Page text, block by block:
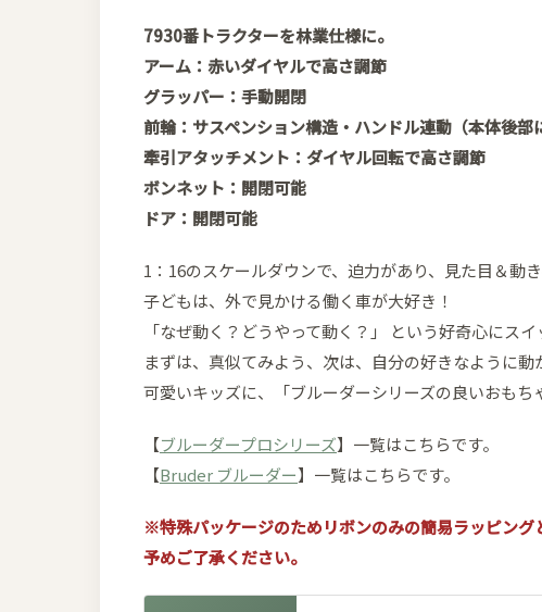
7930番トラクターを林業仕様に。
アーム：赤いダイヤルで高さ調節
グラッパー：手動開閉
前輪：サスペンション構造・ハンドル連動（本体後
牽引アタッチメント：ダイヤル回転で高さ調節
ボンネット：開閉可能
ドア：開閉可能
1：16のスケールダウンで、迫力があり、見た目＆動
子どもは、外で見かける働く車が大好き！
「なぜ動く？どうやって動く？」 という好奇心にス
まずは、真似てみよう、次は、自分の好きなように
可愛いキッズに、「ブルーダーシリーズの良いおもち
【ブルーダープロシリーズ】一覧はこちらです。
【Bruder ブルーダー】一覧はこちらです。
※特殊パッケージのためリボンのみの簡易ラッピング
予めご了承ください。